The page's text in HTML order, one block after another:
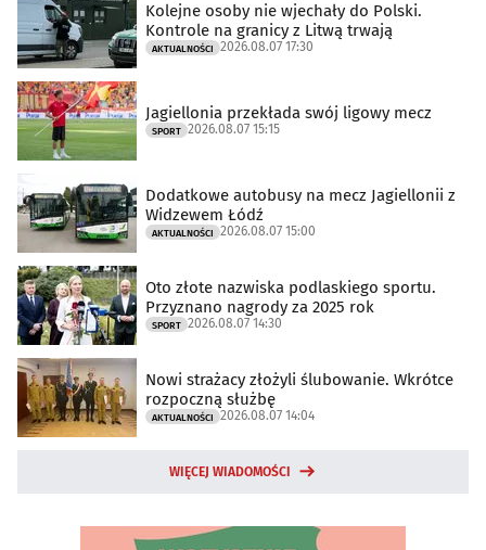
Kolejne osoby nie wjechały do Polski.
Kontrole na granicy z Litwą trwają
AKTUALNOŚCI 2026.08.07 17:30
Jagiellonia przekłada swój ligowy mecz
SPORT 2026.08.07 15:15
Dodatkowe autobusy na mecz Jagiellonii z
Widzewem Łódź
AKTUALNOŚCI 2026.08.07 15:00
Oto złote nazwiska podlaskiego sportu.
Przyznano nagrody za 2025 rok
SPORT 2026.08.07 14:30
Nowi strażacy złożyli ślubowanie. Wkrótce
rozpoczną służbę
AKTUALNOŚCI 2026.08.07 14:04
WIĘCEJ WIADOMOŚCI